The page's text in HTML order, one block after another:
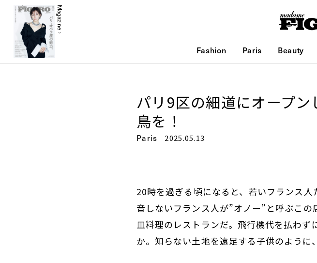
Magazine
Fashion Paris Beauty
パリ9区の細道にオープ
鳥を！
Paris 2025.05.13
20時を過ぎる頃になると、若いフランス
音しないフランス人が”オノー”と呼ぶこ
皿料理のレストランだ。飛行機代を払わ
か。知らない土地を遠足する子供のように